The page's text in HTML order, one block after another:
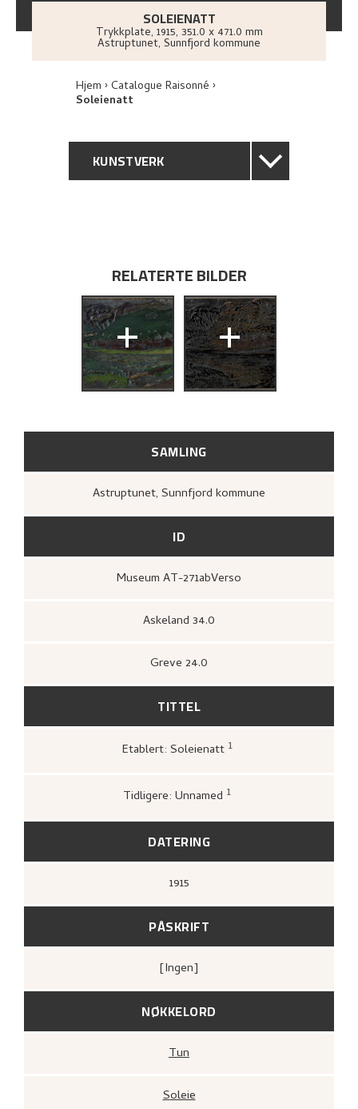
SOLEIENATT
Trykkplate, 1915, 351.0 x 471.0 mm
Astruptunet, Sunnfjord kommune
Hjem Catalogue Raisonné
Soleienatt
KUNSTVERK
PROVENIENS
UTSTILLINGSHISTORIE
BIBLIOGRAFI
SAMLING
Astruptunet, Sunnfjord kommune
ID
Museum AT-271abVerso
Askeland 34.0
Greve 24.0
TITTEL
Etablert: Soleienatt 1
Tidligere: Unnamed 1
MaryAnne (red.),Painting Norway. Nikolai
Astrup (1880–1928)
DATERING
1915
PÅSKRIFT
[ingen]
RELATERTE BILDER
+ +
NØKKELORD
Tun
Soleie